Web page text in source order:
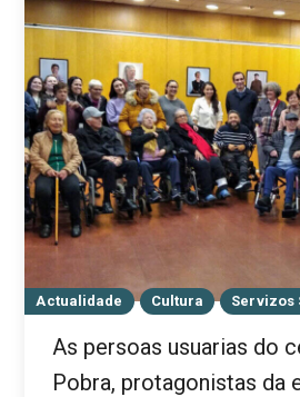
Actualidade Cultura Servizos
As persoas usuarias do
Pobra, protagonistas da